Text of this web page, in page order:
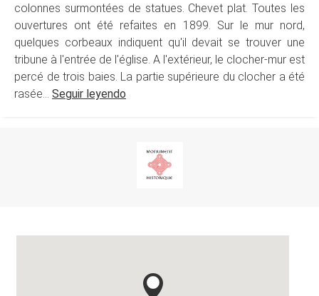
colonnes surmontées de statues. Chevet plat. Toutes les
ouvertures ont été refaites en 1899. Sur le mur nord,
quelques corbeaux indiquent qu'il devait se trouver une
tribune à l'entrée de l'église. A l'extérieur, le clocher-mur est
percé de trois baies. La partie supérieure du clocher a été
rasée... Seguir leyendo